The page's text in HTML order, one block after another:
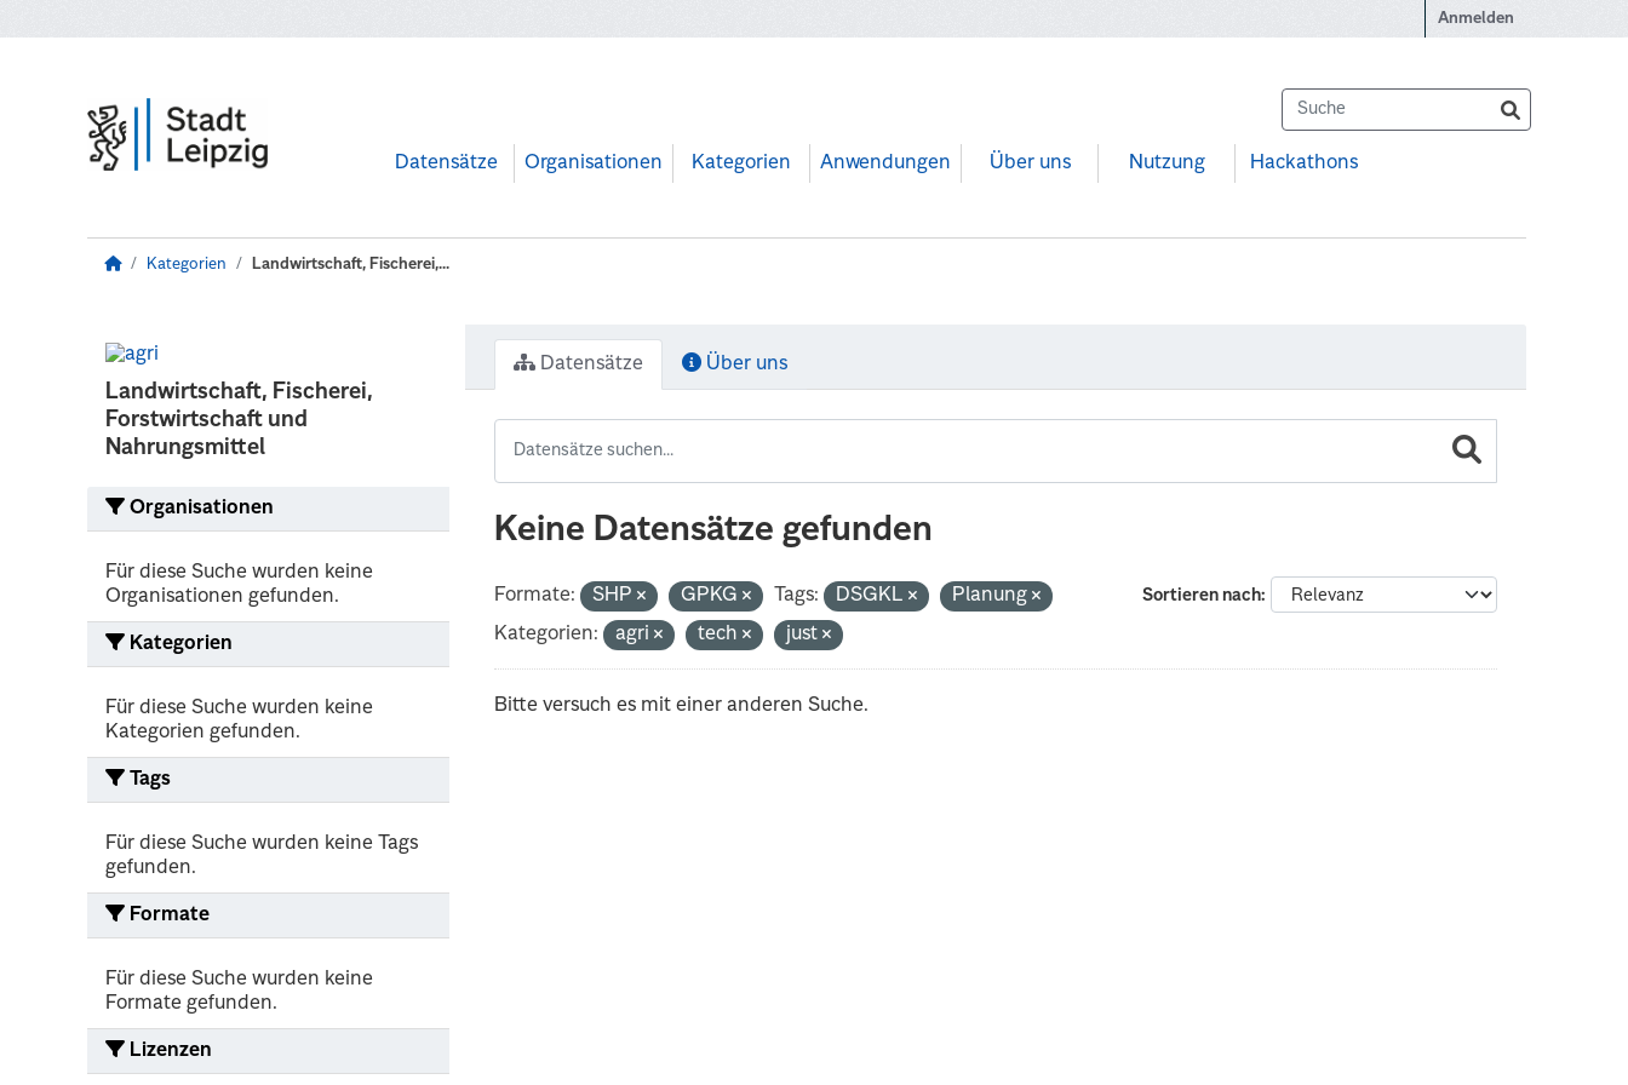
Anmelden
Datensätze Organisationen Kategorien Anwendungen Über uns Nutzung Hackathons
Kategorien Landwirtschaft, Fischerei,...
Landwirtschaft, Fischerei,
Forstwirtschaft und
Nahrungsmittel
Organisationen
Für diese Suche wurden keine
Organisationen gefunden.
Kategorien
Für diese Suche wurden keine
Kategorien gefunden.
Tags
Für diese Suche wurden keine Tags
gefunden.
Formate
Für diese Suche wurden keine
Formate gefunden.
Lizenzen
Datensätze Über uns
Keine Datensätze gefunden
Sortieren nach
Formate: SHP GPKG Tags: DSGKL
Planung
Kategorien:
agri tech just
Bitte versuch es mit einer anderen Suche.